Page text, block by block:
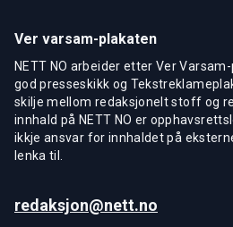
Ver varsam-plakaten
NETT NO arbeider etter Ver
god presseskikk og
skilje mellom redaksjonelt stoff og
innhald på NETT NO er
ikkje ansvar for innhaldet på
lenka til.
redaksjon@nett.no